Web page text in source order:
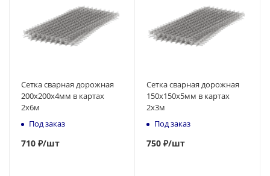
Сетка сварная дорожная
200х200х4мм в картах
2х6м
Под заказ
710 ₽/шт
Сетка сварная дорожная
150х150х5мм в картах
2х3м
Под заказ
750 ₽/шт